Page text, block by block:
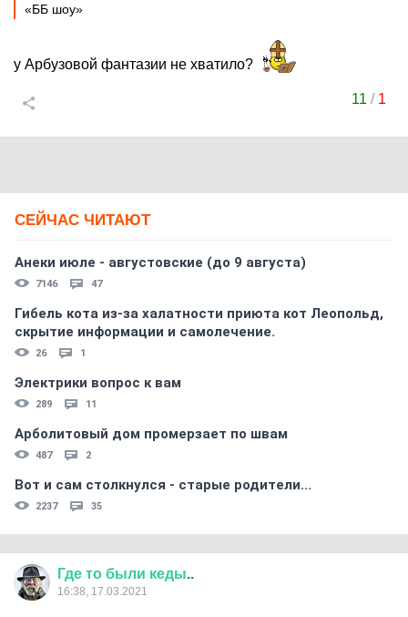
«ББ шоу»
у Арбузовой фантазии не хватило?
11 / 1
СЕЙЧАС ЧИТАЮТ
Анеки июле - августовские (до 9 августа)
7146 47
Гибель кота из-за халатности приюта кот Леопольд,
скрытиe информации и самолечение.
26 1
Электрики вопрос к вам
289 11
Арболитовый дом промерзает по швам
487 2
Вот и сам столкнулся - старые родители...
2237 35
Где то были кеды..
16:38, 17.03.2021